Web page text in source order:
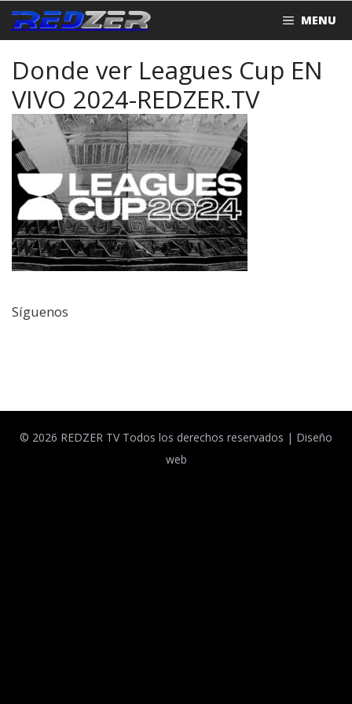
Saltar
al
MENU
Donde ver Leagues Cup EN
VIVO 2024-REDZER.TV
Síguenos
© 2026 REDZER TV Todos los derechos reservados | Diseño
web